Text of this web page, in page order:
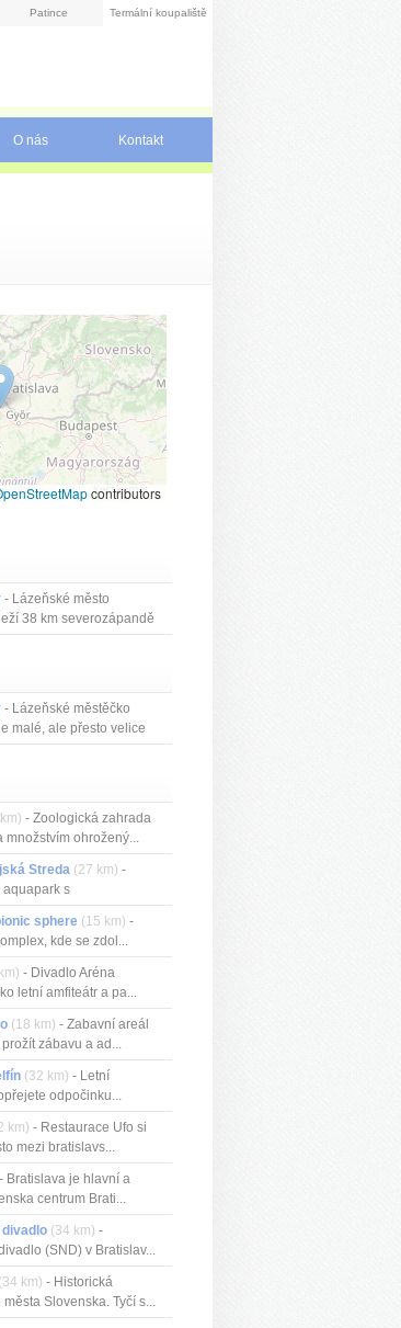
Patince Termální koupaliště
O nás Kontakt
contributors
- Lázeňské město
38 km severozápandě
- Lázeňské městěčko
malé, ale přesto velice
- Zoologická zahrada
množstvím ohrožený...
Streda (27 km) -
s
sphere (15 km) -
kde se zdol...
- Divadlo Aréna
letní amfiteátr a pa...
(18 km) - Zabavní areál
zábavu a ad...
(32 km) - Letní
odpočinku...
km) - Restaurace Ufo si
mezi bratislavs...
- Bratislava je hlavní a
centrum Brati...
(34 km) -
(SND) v Bratislav...
(34 km) - Historická
Slovenska. Tyčí s...